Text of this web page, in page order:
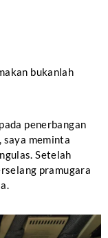
bukanlah
penerbangan
saya meminta
Setelah
pramugara